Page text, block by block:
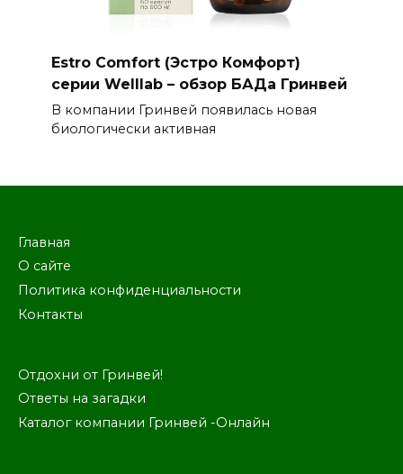
Estro Comfort (Эстро Комфорт)
серии Welllab – обзор БАДа Гринвей
В компании Гринвей появилась новая
биологически активная
Главная
О сайте
Политика конфиденциальности
Контакты
Отдохни от Гринвей!
Ответы на загадки
Каталог компании Гринвей -Онлайн